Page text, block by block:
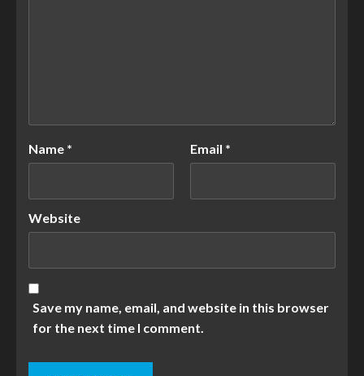
Name * Email *
Website
Save my name, email, and website in this browser
for the next time I comment.